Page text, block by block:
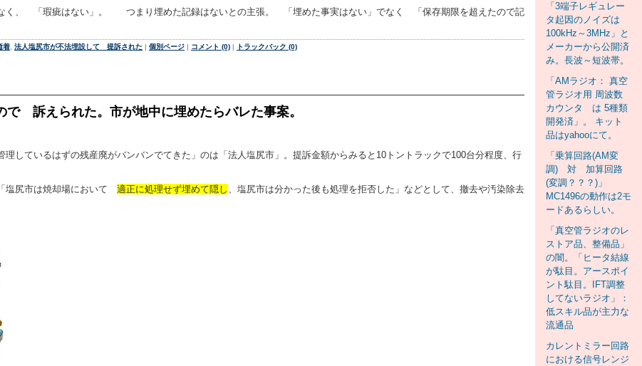
く、 「瑕疵はない」。 つまり埋めた記録はないとの主張。 「埋めた事実はない」でなく 「保存期限を超えたので記
着 法人塩尻市が不法埋設して 提訴された | 個別ページ | コメント (0) | トラックバック (0)
訴えられた。市が地中に埋めたらバレた事案。
しているはずの残産廃がバンバンでてきた」のは「法人塩尻市」。提訴金額からみると10トントラックで100台分程度、行
塩尻市は焼却場において 適正に処理せず埋めて隠し 、塩尻市は分かった後も処理を拒否した」などとして、撤去や汚染除去
「3端子レギュレー
タ起因のノイズは
100kHz～3MHz」と
メーカーから公開済
み。長波～短波帯。
「AMラジオ： 真空
管ラジオ用 周波数
カウンタ は 5種類
開発済」。 キット
品はyahooにて。
「乗算回路(AM変
調) 対 加算回路
(変調？？？)」
MC1496の動作は2モ
ードあるらしい。
「真空管ラジオのレ
ストア品、整備品」
の闇。「ヒータ結線
が駄目。アースポイ
ント駄目。IFT調整
してないラジオ」：
低スキル品が主力な
流通品
カレントミラー回路
における信号レンジ